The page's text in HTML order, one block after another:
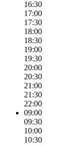
16:30
17:00
17:30
18:00
18:30
19:00
19:30
20:00
20:30
21:00
21:30
22:00
09:00
09:30
10:00
10:30